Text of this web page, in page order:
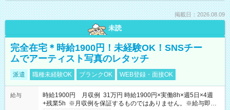
掲載日：2026.08.09
未読
完全在宅＊時給1900円！未経験OK！SNSチー
ムでアーティスト写真のレタッチ
派遣 職種未経験OK ブランクOK WEB登録・面接OK
給与
時給1900円 月収例 31万円 時給1900円×実働8h×週5日×4週
+残業5h ※月収例を保証するものではありません。※給与即受